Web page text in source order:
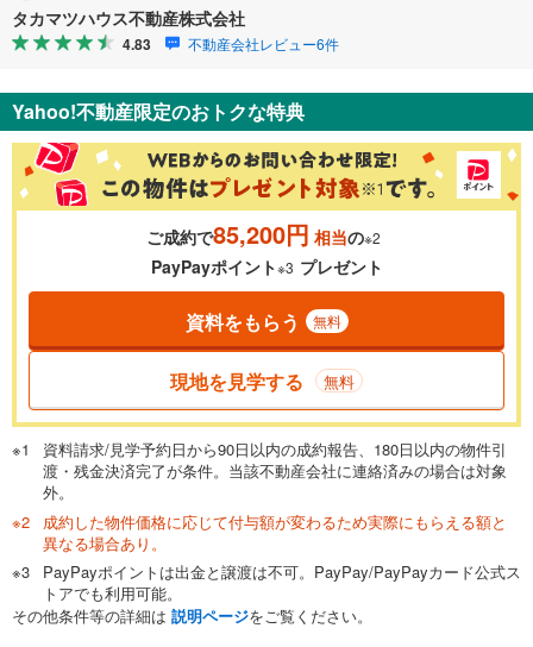
タカマツハウス不動産株式会社
4.83 不動産会社レビュー6件
Yahoo!不動産限定のおトクな特典
ご成約で85,200円 相当の※2
PayPayポイント※3 プレゼント
資料をもらう 無料
現地を見学する 無料
資料請求/見学予約日から90日以内の成約報告、180日以内の物件引
渡・残金決済完了が条件。当該不動産会社に連絡済みの場合は対象
外。
成約した物件価格に応じて付与額が変わるため実際にもらえる額と
異なる場合あり。
PayPayポイントは出金と譲渡は不可。PayPay/PayPayカード公式ス
トアでも利用可能。
その他条件等の詳細は 説明ページをご覧ください。